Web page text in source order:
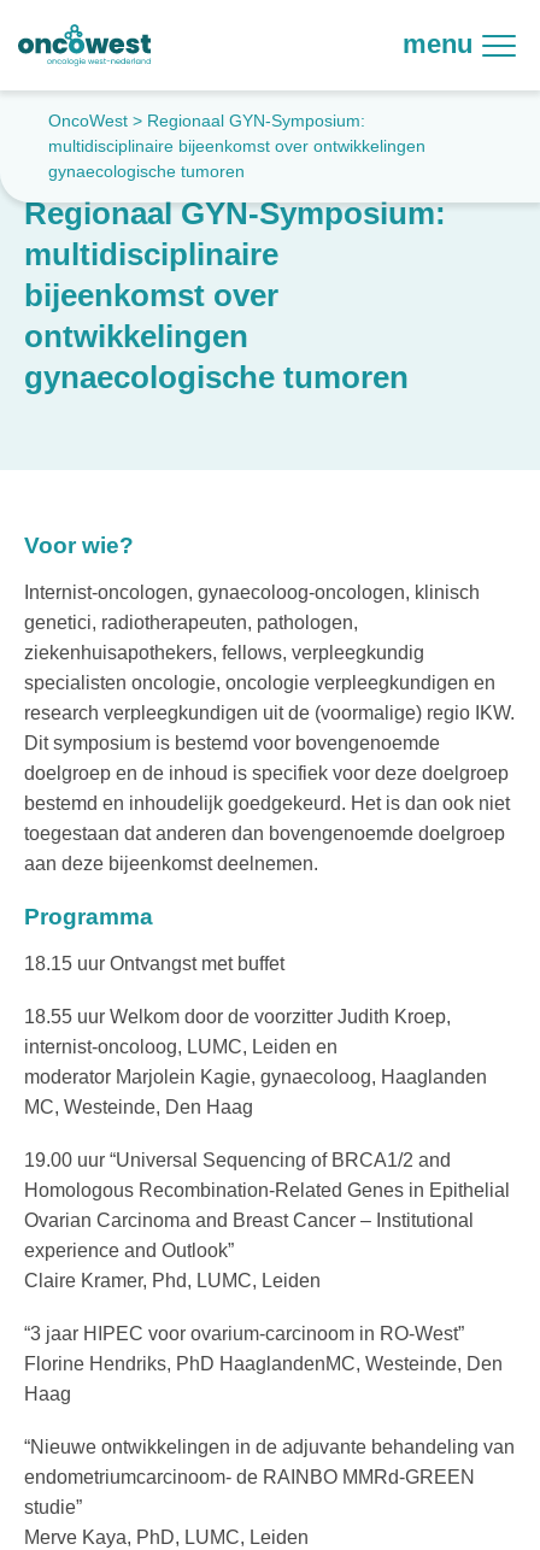
menu
OncoWest > Regionaal GYN-Symposium:
multidisciplinaire bijeenkomst over ontwikkelingen
gynaecologische tumoren
Regionaal GYN-Symposium:
multidisciplinaire
bijeenkomst over
ontwikkelingen
gynaecologische tumoren
Voor wie?
Internist-oncologen, gynaecoloog-oncologen, klinisch
genetici, radiotherapeuten, pathologen,
ziekenhuisapothekers, fellows, verpleegkundig
specialisten oncologie, oncologie verpleegkundigen en
research verpleegkundigen uit de (voormalige) regio IKW.
Dit symposium is bestemd voor bovengenoemde
doelgroep en de inhoud is specifiek voor deze doelgroep
bestemd en inhoudelijk goedgekeurd. Het is dan ook niet
toegestaan dat anderen dan bovengenoemde doelgroep
aan deze bijeenkomst deelnemen.
Programma
18.15 uur Ontvangst met buffet
18.55 uur Welkom door de voorzitter Judith Kroep,
internist-oncoloog, LUMC, Leiden en
moderator Marjolein Kagie, gynaecoloog, Haaglanden
MC, Westeinde, Den Haag
19.00 uur “Universal Sequencing of BRCA1/2 and
Homologous Recombination-Related Genes in Epithelial
Ovarian Carcinoma and Breast Cancer – Institutional
experience and Outlook”
Claire Kramer, Phd, LUMC, Leiden
“3 jaar HIPEC voor ovarium-carcinoom in RO-West”
Florine Hendriks, PhD HaaglandenMC, Westeinde, Den
Haag
“Nieuwe ontwikkelingen in de adjuvante behandeling van
endometriumcarcinoom- de RAINBO MMRd-GREEN
studie”
Merve Kaya, PhD, LUMC, Leiden